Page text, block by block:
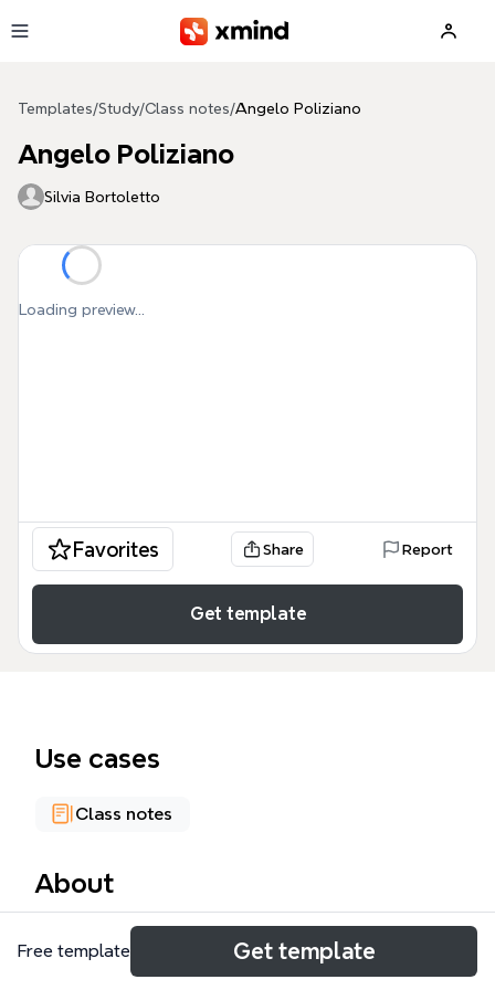
Templates/Study/Class notes/Angelo Poliziano
Angelo Poliziano
Silvia Bortoletto
Loading preview...
Favorites Share Report
Get template
Use cases
Class notes
About
Il Angelo Poliziano mind map è una risorsa
educativa strutturata per analizzare la vita e
Free template Get template